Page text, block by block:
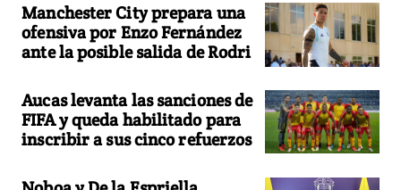
Manchester City prepara una
ofensiva por Enzo Fernández
ante la posible salida de Rodri
Aucas levanta las sanciones de
FIFA y queda habilitado para
inscribir a sus cinco refuerzos